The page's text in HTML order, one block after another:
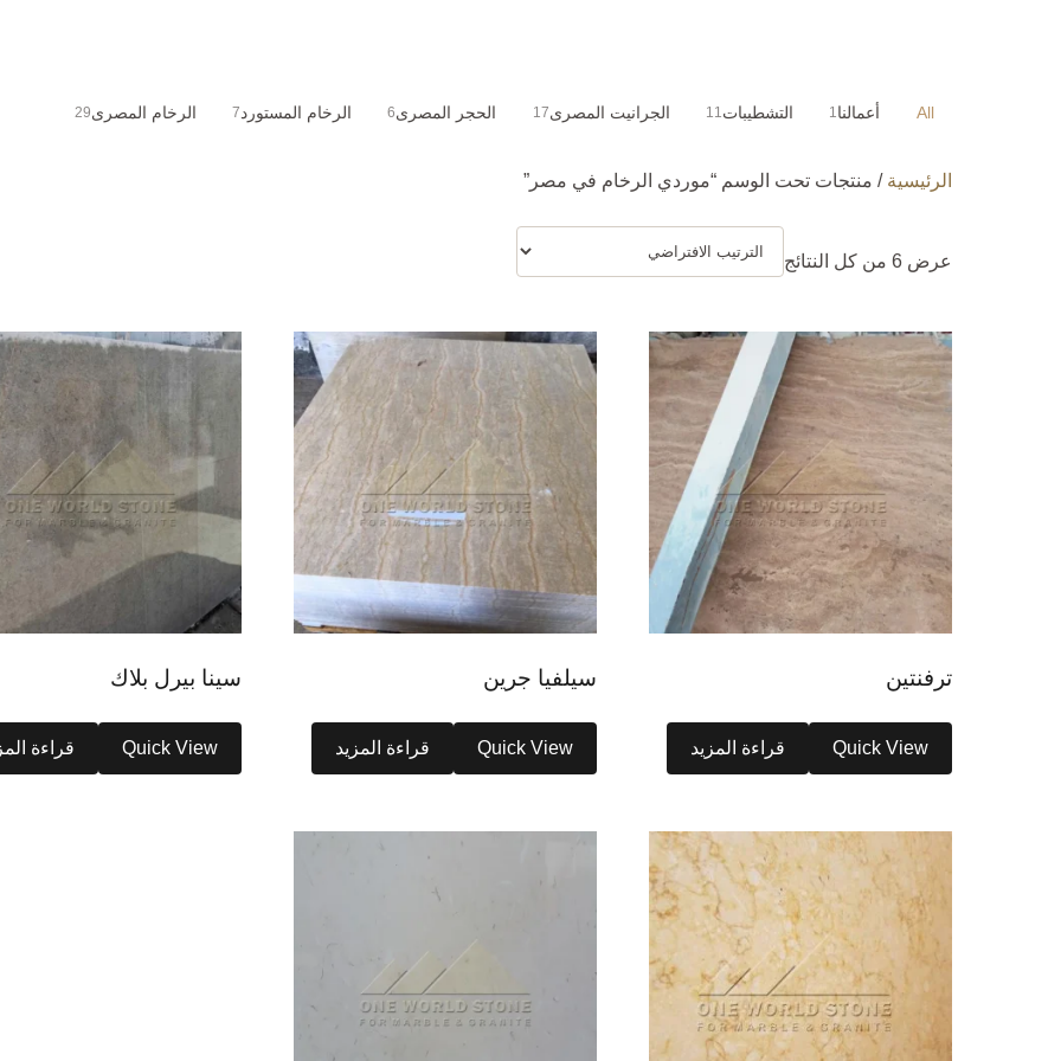
All أعمالنا1 التشطيبات11 الجرانيت المصرى17 الحجر المصرى6 الرخام المستورد 7 الرخام المصرى29
الرئيسية / منتجات تحت الوسم “موردي الرخام في مصر”
عرض ⁦6⁩ من كل النتائج
ترفنتين
Quick View قراءة المزيد
سيلفيا جرين
Quick View قراءة المزيد
سينا بيرل بلاك
Quick View قراءة